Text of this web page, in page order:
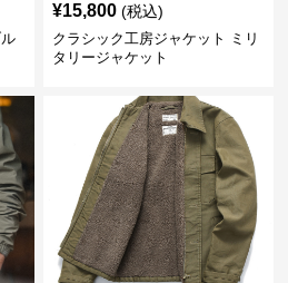
¥15,800 (税込)
クラシック工房ジャケット ミリ
タリージャケット